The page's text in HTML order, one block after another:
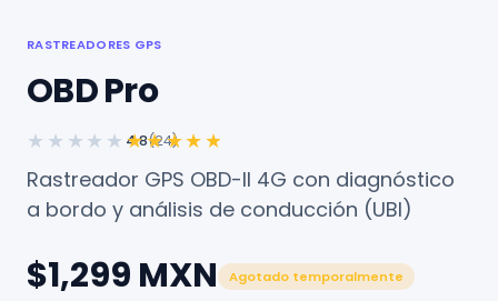
RASTREADORES GPS
OBD Pro
★★★★★ ★★★★★
4.8(24)
Rastreador GPS OBD-II 4G con diagnóstico
a bordo y análisis de conducción (UBI)
$1,299 MXN Agotado temporalmente